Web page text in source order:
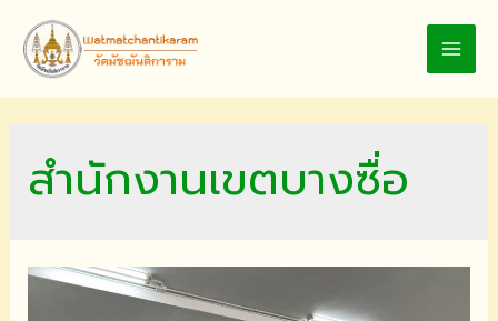
content
สำนักงานเขตบางซื่อ